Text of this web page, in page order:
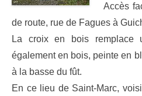
Accès
de route, rue de Fagues à
La croix en bois remplace
également en bois, peinte en
à la basse du fût.
En ce lieu de Saint-Marc,